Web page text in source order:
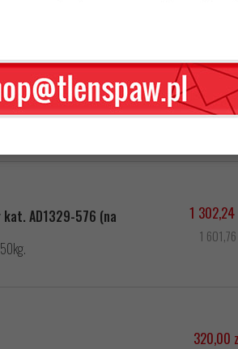
ułatwienia spawania.
19,51
24,00 zł
AD1329-576 (na
1
1 601,76
320,00